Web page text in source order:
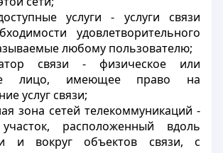
услуги - услуги связи
удовлетворительного
любому пользователю;
связи - физическое или
лицо, имеющее право на
услуг связи;
зона сетей телекоммуникаций -
расположенный вдоль
и вокруг объектов связи, с